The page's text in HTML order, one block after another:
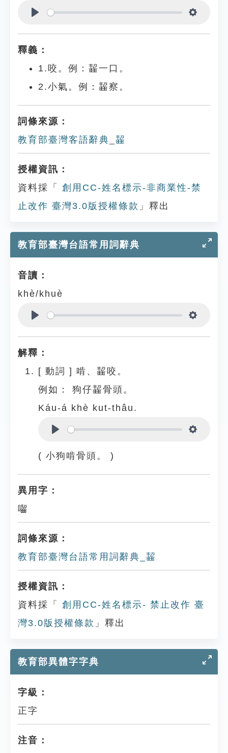
釋義：
1.咬。例：齧一口。
2.小氣。例：齧察。
詞條來源：
教育部臺灣客語辭典_齧
授權資訊：
資料採「
創用CC-姓名標示-非商業性-禁
止改作 臺灣3.0版授權條款 」釋出
教育部臺灣台語常用詞辭典
音讀：
khè/khuè
解釋：
[ 動詞 ] 啃、齧咬。
例如：
狗仔齧骨頭。
Káu-á khè kut-thâu.
( 小狗啃骨頭。 )
異用字：
囓
詞條來源：
教育部臺灣台語常用詞辭典_齧
授權資訊：
資料採「
創用CC-姓名標示- 禁止改作 臺
灣3.0版授權條款 」釋出
教育部異體字字典
字級：
正字
注音：